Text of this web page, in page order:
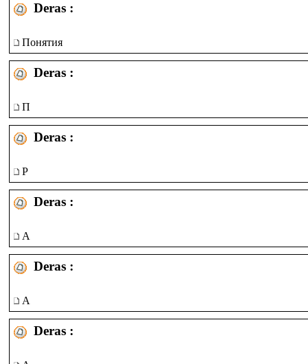
Deras :
Понятия
Deras :
П
Deras :
Р
Deras :
А
Deras :
А
Deras :